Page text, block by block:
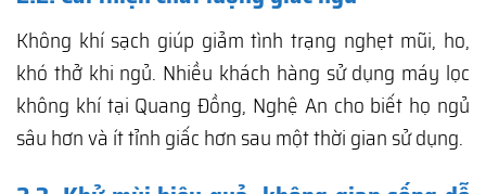
Không khí sạch giúp giảm tình trạng nghẹt mũi, ho,
khó thở khi ngủ. Nhiều khách hàng sử dụng máy lọc
không khí tại Quang Đồng, Nghệ An cho biết họ ngủ
sâu hơn và ít tỉnh giấc hơn sau một thời gian sử dụng.